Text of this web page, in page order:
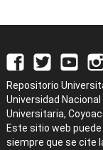
Repositorio
Universidad
Universitaria,
Este sitio web
siempre que se cite